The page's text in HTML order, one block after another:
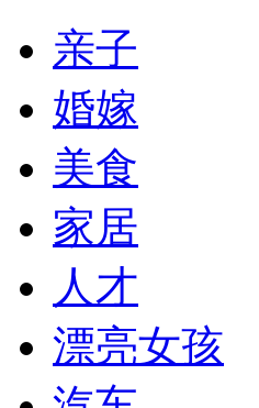
亲子
婚嫁
美食
家居
人才
漂亮女孩